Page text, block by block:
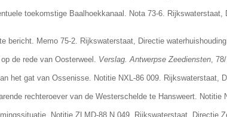
toekomstige Baalhoekkanaal. Nota 73-6.
bericht. Memo 75-2. Rijkswaterstaat, Directie
de rede van Oosterweel. Verslag. Antwerpse Zeediensten ,
het gat van Ossenisse. Notitie NXL-86 009. Rijkswaterstaat,
rechteroever van de Westerschelde te Hansweert.
Notitie ZLMD-88 N 049. Rijkswaterstaat, Directie